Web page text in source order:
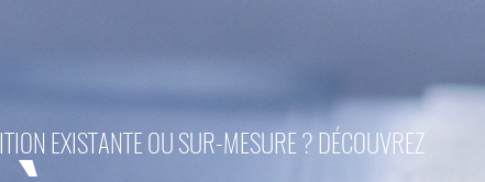
EXISTANTE OU SUR-MESURE ? DÉCOUVREZ